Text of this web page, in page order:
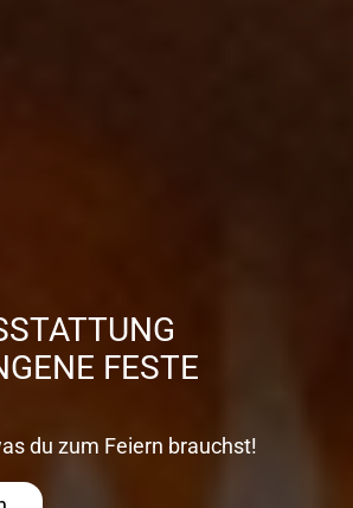
FESTE
du zum Feiern brauchst!